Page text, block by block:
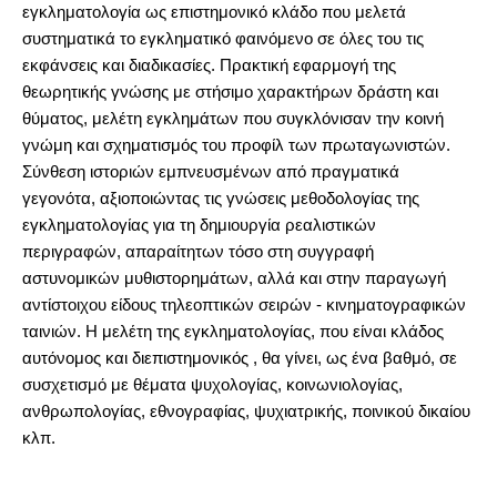
εγκληματολογία ως επιστημονικό κλάδο που μελετά
συστηματικά το εγκληματικό φαινόμενο σε όλες του τις
εκφάνσεις και διαδικασίες. Πρακτική εφαρμογή της
θεωρητικής γνώσης με στήσιμο χαρακτήρων δράστη και
θύματος, μελέτη εγκλημάτων που συγκλόνισαν την κοινή
γνώμη και σχηματισμός του προφίλ των πρωταγωνιστών.
Σύνθεση ιστοριών εμπνευσμένων από πραγματικά
γεγονότα, αξιοποιώντας τις γνώσεις μεθοδολογίας της
εγκληματολογίας για τη δημιουργία ρεαλιστικών
περιγραφών, απαραίτητων τόσο στη συγγραφή
αστυνομικών μυθιστορημάτων, αλλά και στην παραγωγή
αντίστοιχου είδους τηλεοπτικών σειρών - κινηματογραφικών
ταινιών. Η μελέτη της εγκληματολογίας, που είναι κλάδος
αυτόνομος και διεπιστημονικός , θα γίνει, ως ένα βαθμό, σε
συσχετισμό με θέματα ψυχολογίας, κοινωνιολογίας,
ανθρωπολογίας, εθνογραφίας, ψυχιατρικής, ποινικού δικαίου
κλπ.